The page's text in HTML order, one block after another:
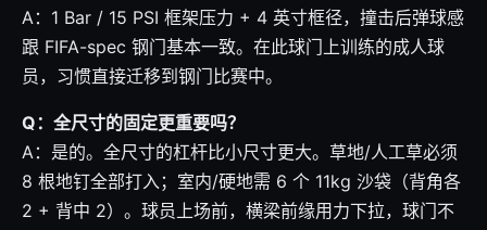
A：1 Bar / 15 PSI 框架压力 + 4 英寸框径，撞击后弹球感
跟 FIFA-spec 钢门基本一致。在此球门上训练的成人球
员，习惯直接迁移到钢门比赛中。
Q：全尺寸的固定更重要吗？
A：是的。全尺寸的杠杆比小尺寸更大。草地/人工草必须
8 根地钉全部打入；室内/硬地需 6 个 11kg 沙袋（背角各
2 + 背中 2）。球员上场前，横梁前缘用力下拉，球门不